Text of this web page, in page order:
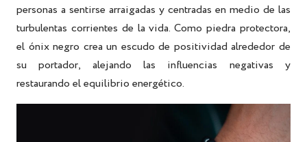
personas a sentirse arraigadas y centradas en medio de las
turbulentas corrientes de la vida. Como piedra protectora,
el ónix negro crea un escudo de positividad alrededor de
su portador, alejando las influencias negativas y
restaurando el equilibrio energético.